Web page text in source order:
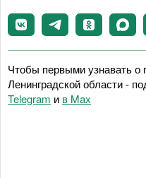
Чтобы первыми узнавать о
Ленинградской области -
Telegram и в Maх